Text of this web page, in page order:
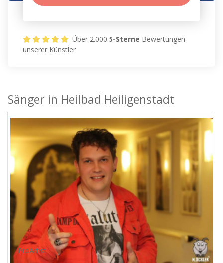
Über 2.0005-Sterne Bewertungen
unserer Künstler
Sänger in Heilbad Heiligenstadt
ProArtist